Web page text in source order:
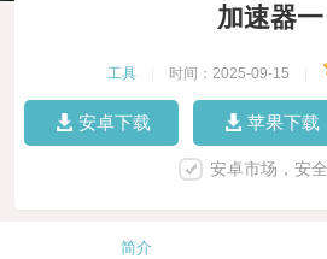
加速器一
工具 时间：2025-09-15
安卓下载 苹果下载
安卓市场，安
简介